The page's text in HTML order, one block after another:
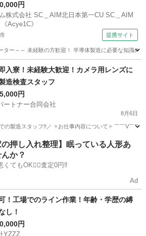
円
株式会社 SC＿AIM北日本第一CU SC＿AIM
Acye1C》
提携サイト
ター～～ 未経験の方歓迎！ 半導体製造に必要な知識の
場 入寮！未経験大歓迎！カメラ用レンズに
造検査スタッフ
円
ートナー合同会社
8月6日
の製造スタッフ!!／ ✧お仕事内容について✧ ￣￣V￣
未経験
の押し入れ整理】眠っている人形あ
か？
くてもOK🙆‍♀️査定0円‼️
Ad
！工場でのライン作業！年齢・学歴の縛
し！
円
YZZZ